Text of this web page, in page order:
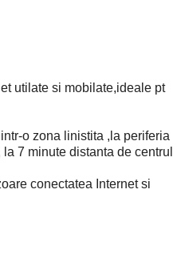
utilate si mobilate,ideale pt
o zona linistita ,la periferia
7 minute distanta de centrul
conectatea Internet si